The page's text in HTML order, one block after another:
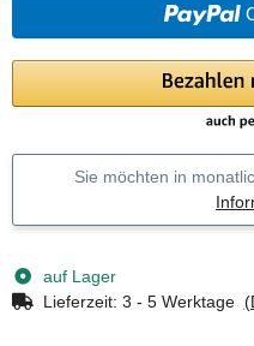
Sie möchten in
auf Lager
Lieferzeit: 3 - 5 Werktage